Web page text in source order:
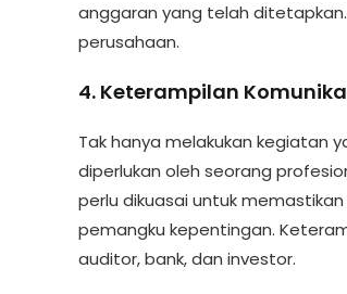
anggaran yang telah
perusahaan.
4. Keterampilan
Tak hanya melakukan kegiatan
diperlukan oleh seorang
perlu dikuasai untuk
pemangku kepentingan.
auditor, bank, dan investor.